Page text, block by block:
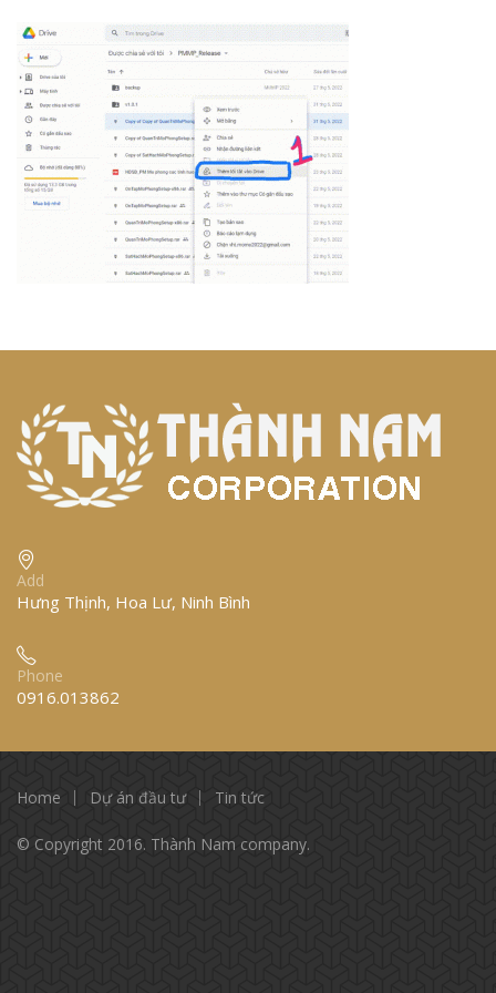
Add
Hưng Thịnh, Hoa Lư, Ninh Bình
Phone
0916.013862
Home Dự án đầu tư Tin tức
© Copyright 2016. Thành Nam company.